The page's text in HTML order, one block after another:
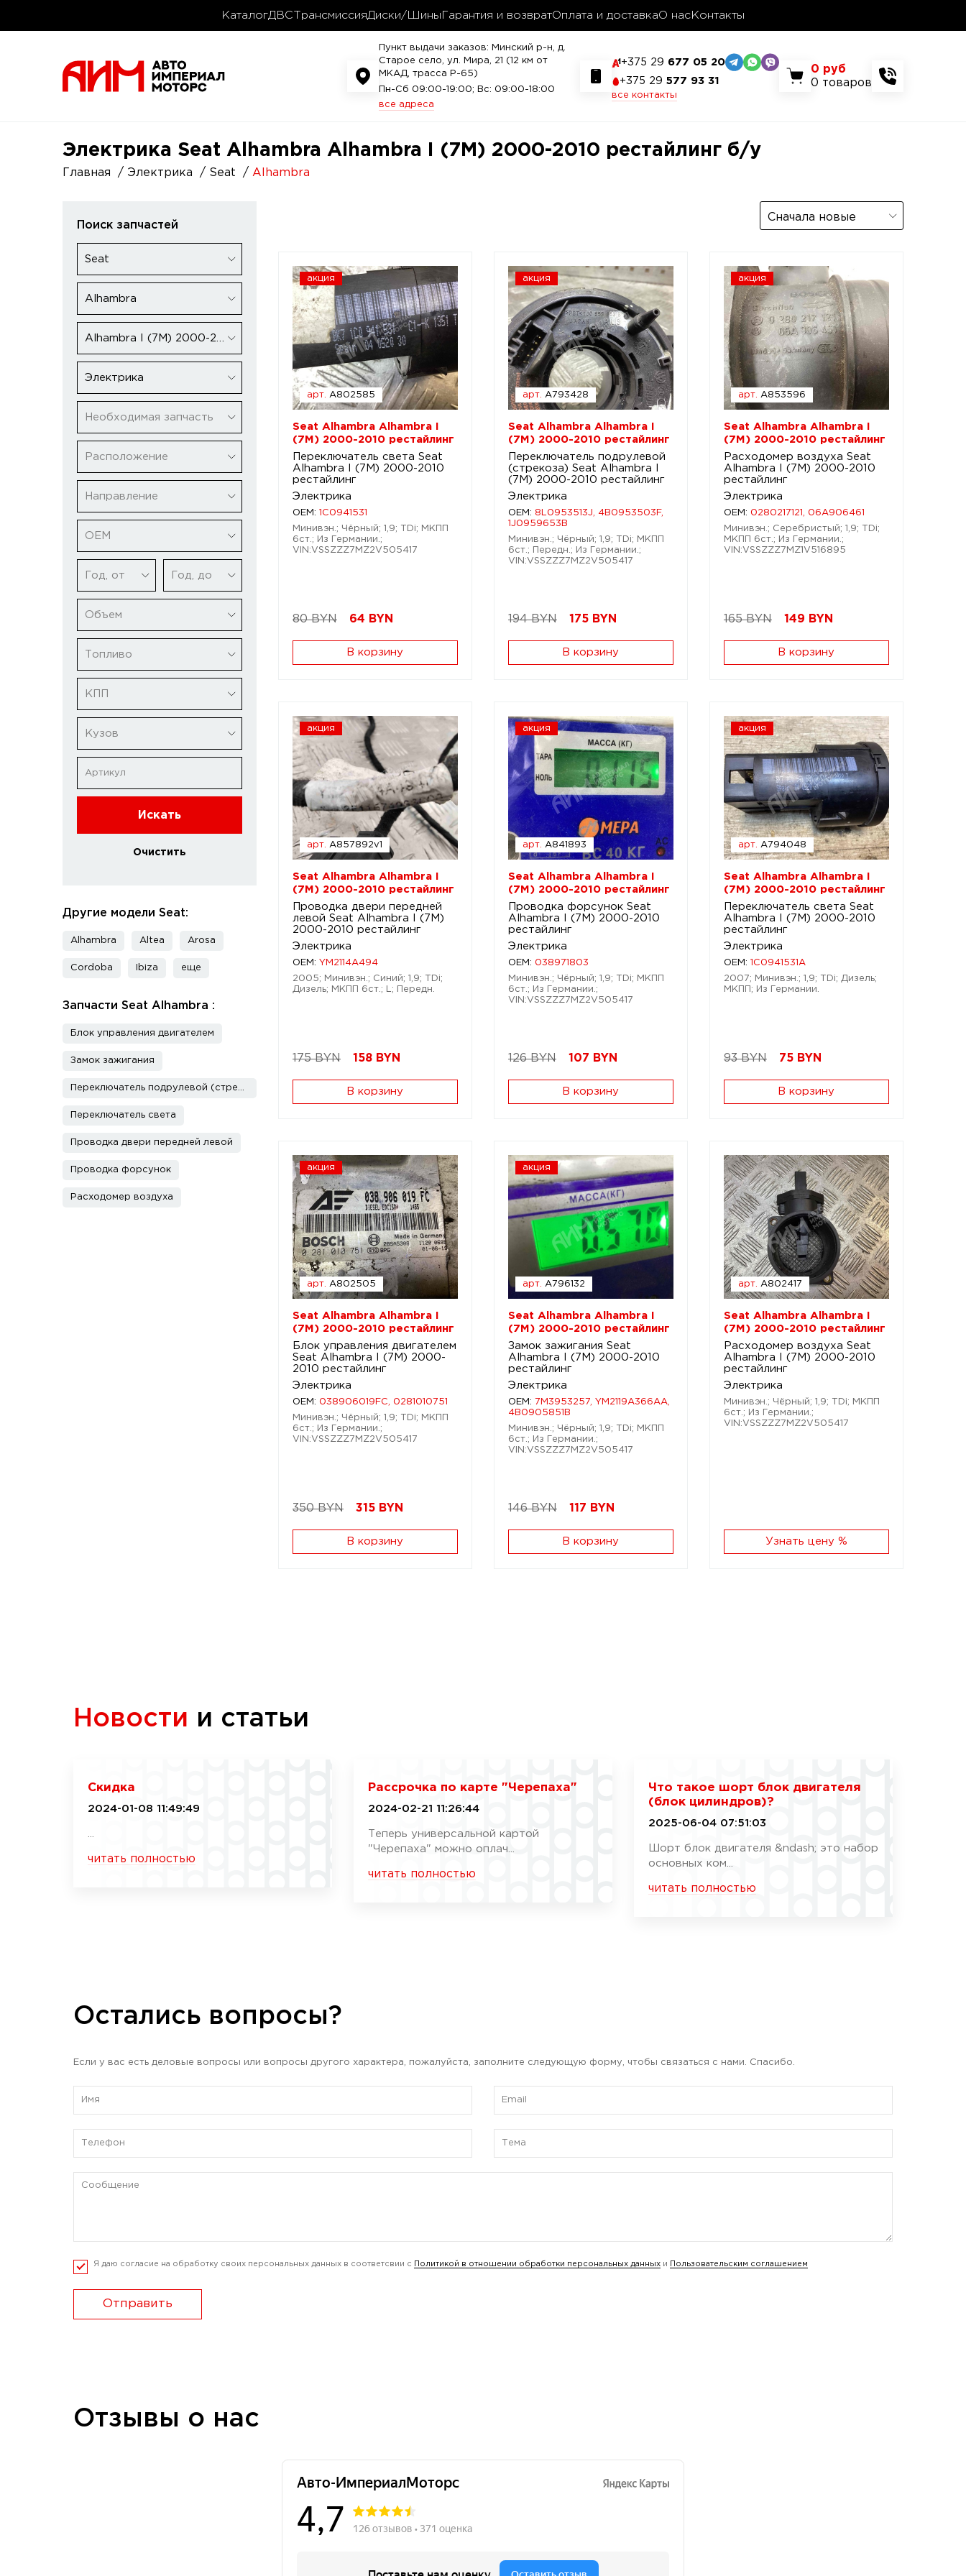
КаталогДВС ТрансмиссияДиски/Шины Гарантия и возвратОплата и доставкаО нас Контакты
Пункт выдачи заказов: Минский р-н, д.
Старое село, ул. Мира, 21 (12 км от
МКАД, трасса P-65)
Пн-Сб 09:00-19:00; Вс: 09:00-18:00
все адреса
+375 29 677 05 20
+375 29 577 93 31
все контакты
0 руб
0 товаров
Электрика Seat Alhambra Alhambra I (7M) 2000-2010 рестайлинг б/у
Главная Электрика Seat Alhambra
Поиск запчастей
Seat
Alhambra
Электрика
Необходимая запчасть
Расположение
Направление
ОЕМ
Год, от Год, до
Объем
Топливо
КПП
Кузов
Искать
Очистить
Другие модели Seat:
Alhambra Altea Arosa
Cordoba Ibiza еще
Запчасти Seat Alhambra :
Блок управления двигателем
Замок зажигания
Переключатель света
Проводка двери передней левой
Проводка форсунок
Расходомер воздуха
Сначала новые
акция
арт. A802585
Seat Alhambra Alhambra I
(7M) 2000-2010 рестайлинг
Переключатель света Seat
Alhambra I (7M) 2000-2010
рестайлинг
Электрика
OEM: 1C0941531
Минивэн.; Чёрный; 1,9; TDi; МКПП
6ст.; Из Германии.;
VIN:VSSZZZ7MZ2V505417
80 BYN 64 BYN
В корзину
акция
арт. A793428
Seat Alhambra Alhambra I
(7M) 2000-2010 рестайлинг
Переключатель подрулевой
(стрекоза) Seat Alhambra I
(7M) 2000-2010 рестайлинг
Электрика
OEM: 8L0953513J, 4B0953503F,
1J0959653B
Минивэн.; Чёрный; 1,9; TDi; МКПП
6ст.; Передн.; Из Германии.;
VIN:VSSZZZ7MZ2V505417
194 BYN 175 BYN
В корзину
акция
арт. A853596
Seat Alhambra Alhambra I
(7M) 2000-2010 рестайлинг
Расходомер воздуха Seat
Alhambra I (7M) 2000-2010
рестайлинг
Электрика
OEM: 0280217121, 06A906461
Минивэн.; Серебристый; 1,9; TDi;
МКПП 6ст.; Из Германии.;
VIN:VSSZZZ7MZ1V516895
165 BYN 149 BYN
В корзину
акция
арт. A857892v1
Seat Alhambra Alhambra I
(7M) 2000-2010 рестайлинг
Проводка двери передней
левой Seat Alhambra I (7M)
2000-2010 рестайлинг
Электрика
OEM: YM2114A494
2005; Минивэн.; Синий; 1,9; TDi;
Дизель; МКПП 6ст.; L; Передн.
175 BYN 158 BYN
В корзину
акция
арт. A841893
Seat Alhambra Alhambra I
(7M) 2000-2010 рестайлинг
Проводка форсунок Seat
Alhambra I (7M) 2000-2010
рестайлинг
Электрика
OEM: 038971803
Минивэн.; Чёрный; 1,9; TDi; МКПП
6ст.; Из Германии.;
VIN:VSSZZZ7MZ2V505417
126 BYN 107 BYN
В корзину
акция
арт. A794048
Seat Alhambra Alhambra I
(7M) 2000-2010 рестайлинг
Переключатель света Seat
Alhambra I (7M) 2000-2010
рестайлинг
Электрика
OEM: 1C0941531A
2007; Минивэн.; 1,9; TDi; Дизель;
МКПП; Из Германии.
93 BYN 75 BYN
В корзину
акция
арт. A802505
Seat Alhambra Alhambra I
(7M) 2000-2010 рестайлинг
Блок управления двигателем
Seat Alhambra I (7M) 2000-
2010 рестайлинг
Электрика
OEM: 038906019FC, 0281010751
Минивэн.; Чёрный; 1,9; TDi; МКПП
6ст.; Из Германии.;
VIN:VSSZZZ7MZ2V505417
350 BYN 315 BYN
В корзину
акция
арт. A796132
Seat Alhambra Alhambra I
(7M) 2000-2010 рестайлинг
Замок зажигания Seat
Alhambra I (7M) 2000-2010
рестайлинг
Электрика
OEM:
7M3953257, YM2119A366AA,
4B0905851B
Минивэн.; Чёрный; 1,9; TDi; МКПП
6ст.; Из Германии.;
VIN:VSSZZZ7MZ2V505417
146 BYN 117 BYN
В корзину
арт. A802417
Seat Alhambra Alhambra I
(7M) 2000-2010 рестайлинг
Расходомер воздуха Seat
Alhambra I (7M) 2000-2010
рестайлинг
Электрика
Минивэн.; Чёрный; 1,9; TDi; МКПП
6ст.; Из Германии.;
VIN:VSSZZZ7MZ2V505417
Узнать цену %
Новости и статьи
Скидка
2024-01-08 11:49:49
читать полностью
Рассрочка по карте "Черепаха"
2024-02-21 11:26:44
Теперь универсальной картой
"Черепаха" можно оплач...
читать полностью
Что такое шорт блок двигателя
(блок цилиндров)?
2025-06-04 07:51:03
Шорт блок двигателя &ndash; это набор
основных ком...
читать полностью
Остались вопросы?
Если у вас есть деловые вопросы или вопросы другого характера, пожалуйста, заполните следующую форму, чтобы связаться с нами. Спасибо.
Я даю согласие на обработку своих персональных данных в соответсвии с Политикой в отношении обработки персональных данных и Пользовательским соглашением
Отправить
Отзывы о нас